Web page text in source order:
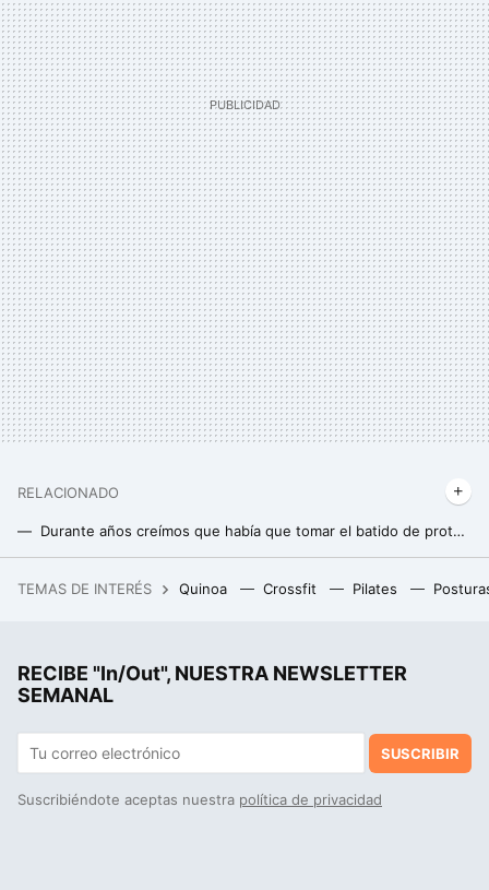
RELACIONADO
Durante años creímos que había que tomar el batido de proteínas justo al acabar de entrenar. No era tan importante
TEMAS DE INTERÉS Quinoa Crossfit Pilates
RECIBE "In/Out", NUESTRA NEWSLETTER
SEMANAL
SUSCRIBIR
Suscribiéndote aceptas nuestra política de privacidad